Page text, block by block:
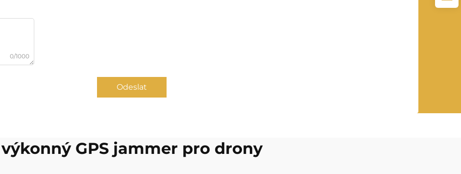
0/1000
Odeslat
výkonný GPS jammer pro drony